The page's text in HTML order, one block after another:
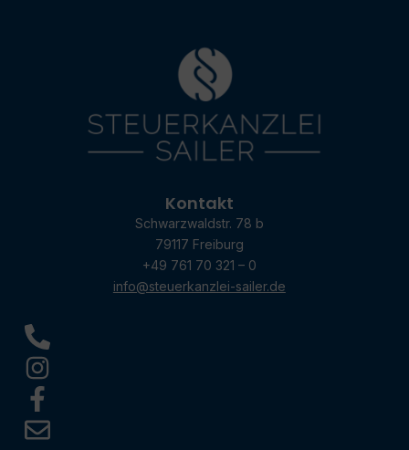
Kontakt
Schwarzwaldstr. 78 b
79117 Freiburg
+49 761 70 321 – 0
info@steuerkanzlei-sailer.de